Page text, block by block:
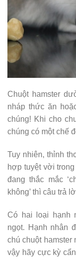
Chuột hamster
nháp thức ăn
chúng! Khi cho
chúng có một chế
Tuy nhiên, thỉnh
hợp tuyệt vời
đang thắc mắc
không’ thì câu trả
Có hai loại hạnh
ngọt. Hạnh nhân
chú chuột hamster
vậy hãy cực kỳ